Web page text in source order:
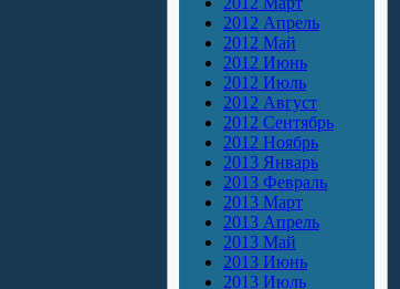
2012 Апрель
2012 Май
2012 Июнь
2012 Июль
2012 Август
2012 Сентябрь
2012 Ноябрь
2013 Январь
2013 Февраль
2013 Март
2013 Апрель
2013 Май
2013 Июнь
2013 Июль